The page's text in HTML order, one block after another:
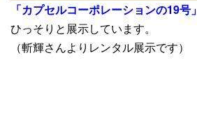
「カプセルコーポレーションの19号」
ひっそりと展示しています。
（斬輝さんよりレンタル展示です）